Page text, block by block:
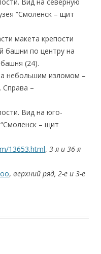
“Смоленск – щит
макета крепости
башни по центру на
(24).
небольшим изломом –
Справа –
Вид на юго-
– щит
13653.html, 3-я и 36-я
, верхний ряд, 2-е и 3-е